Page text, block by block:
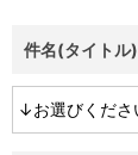
件名(タイトル)